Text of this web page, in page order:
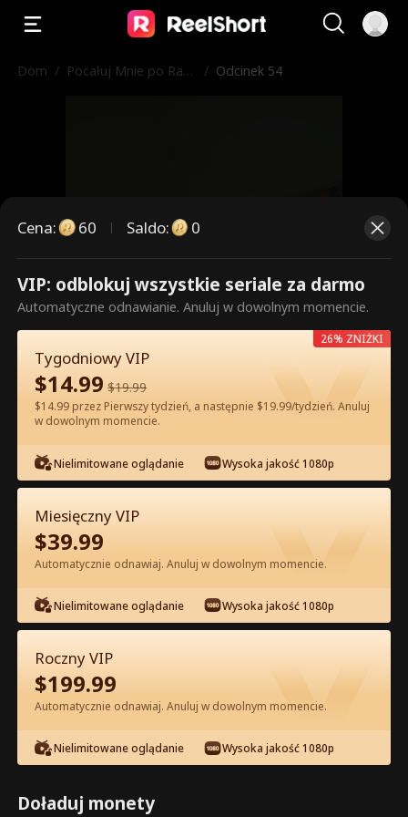
Dom / Pocałuj Mnie po Raz
/ Odcinek 54
To są płatne odcinki. Odblokuj,
aby oglądać.
60Odblokuj teraz
Oglądaj za darmo w Apce
Odcinek 54 - Pocałuj Mnie po Raz
Ostatni Pełna Wersja Filmu
0-49 50-90 Wszystkie Odcinki
54 55 56 57 58
Cena: 60 Saldo: 0
VIP: odblokuj wszystkie seriale za darmo
Automatyczne odnawianie. Anuluj w dowolnym momencie.
Tygodniowy VIP
$14.99 $19.99
$14.99 przez Pierwszy tydzień, a następnie $19.99/tydzień. Anuluj
w dowolnym momencie.
Nielimitowane oglądanie Wysoka jakość 1080p
26% ZNIŻKI
Miesięczny VIP
$39.99
Automatycznie odnawiaj. Anuluj w dowolnym momencie.
Nielimitowane oglądanie Wysoka jakość 1080p
Roczny VIP
$199.99
Automatycznie odnawiaj. Anuluj w dowolnym momencie.
Nielimitowane oglądanie Wysoka jakość 1080p
Doładuj monety